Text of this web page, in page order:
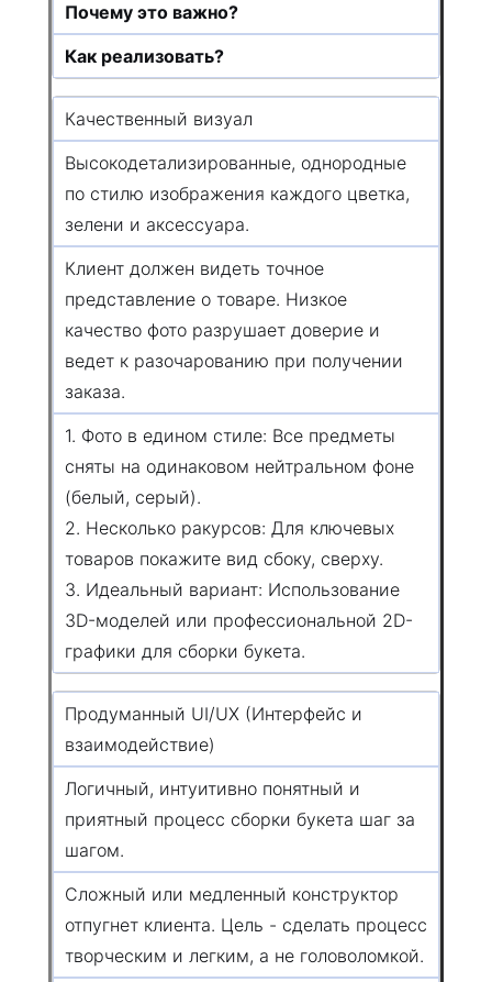
Почему это важно?
Как реализовать?
Качественный визуал
Высокодетализированные, однородные
по стилю изображения каждого цветка,
зелени и аксессуара.
Клиент должен видеть точное
представление о товаре. Низкое
качество фото разрушает доверие и
ведет к разочарованию при получении
заказа.
1. Фото в едином стиле: Все предметы
сняты на одинаковом нейтральном фоне
(белый, серый).
2. Несколько ракурсов: Для ключевых
товаров покажите вид сбоку, сверху.
3. Идеальный вариант: Использование
3D-моделей или профессиональной 2D-
графики для сборки букета.
Продуманный UI/UX (Интерфейс и
взаимодействие)
Логичный, интуитивно понятный и
приятный процесс сборки букета шаг за
шагом.
Сложный или медленный конструктор
отпугнет клиента. Цель - сделать процесс
творческим и легким, а не головоломкой.